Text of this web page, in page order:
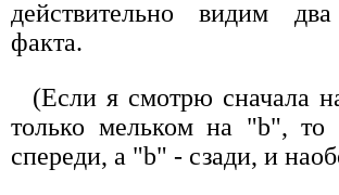
действительно видим
факта.
(Если я смотрю сначала
только мельком на "b", то
спереди, а "b" - сзади, и